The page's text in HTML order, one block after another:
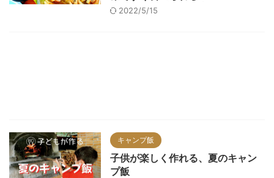
2022/5/15
キャンプ飯
子供が楽しく作れる、夏のキャン
プ飯